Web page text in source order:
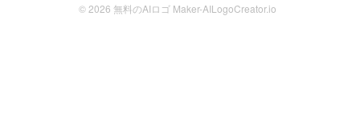
© 2026 無料のAIロゴ Maker-AILogoCreator.io